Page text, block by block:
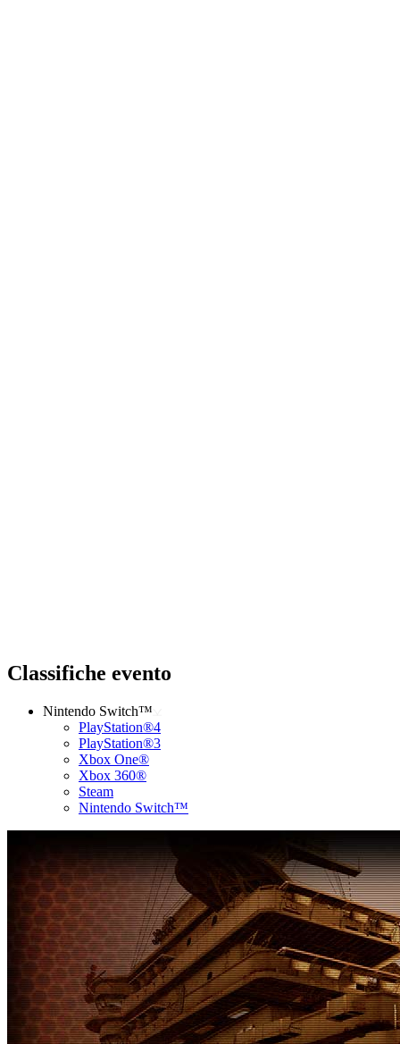
Classifiche evento
Nintendo Switch™
PlayStation®4
PlayStation®3
Xbox One®
Xbox 360®
Steam
Nintendo Switch™